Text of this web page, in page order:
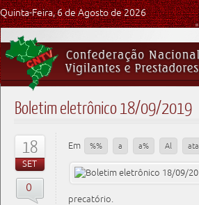
Quinta-Feira, 6 de Agosto de 2026
Boletim eletrônico 18/09/2019
18
SET
0
Em %% a a% Al ata
precatório.